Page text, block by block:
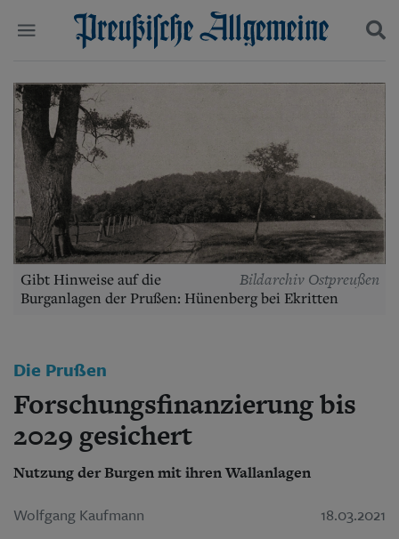
Aktuelle Ausgabe
Abonnenten-Login
Abonnent werden
Archiv
Politik
Gesellschaft
Leben
Geschichte
Ostpreußen
Pommern
Berlin-Brandenburg
Schlesien
Danzig und Westpreußen
Suchen und finden
Bildarchiv Ostpreußen
Gibt Hinweise auf die
Burganlagen der Prußen: Hünenberg bei Ekritten
Die Prußen
Forschungsfinanzierung bis
2029 gesichert
Nutzung der Burgen mit ihren Wallanlagen
Wolfgang Kaufmann 18.03.2021